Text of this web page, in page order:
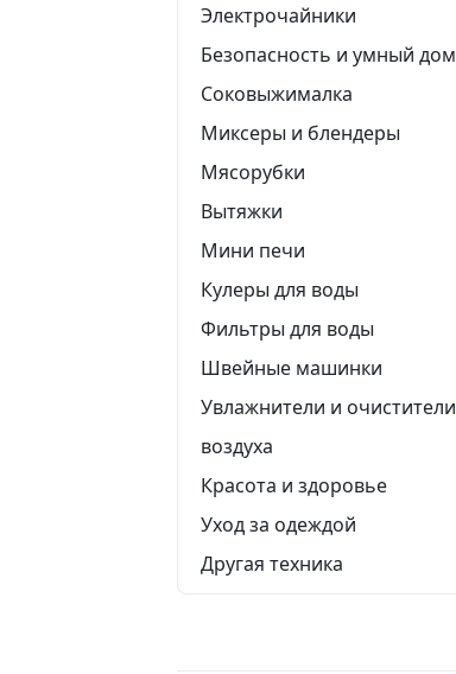
Электрочайники
Безопасность и умный дом
Соковыжималка
Миксеры и блендеры
Мясорубки
Вытяжки
Мини печи
Кулеры для воды
Фильтры для воды
Швейные машинки
Увлажнители и очистители
воздуха
Красота и здоровье
Уход за одеждой
Другая техника